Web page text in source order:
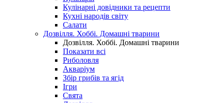
Кулінарні довідники та рецепти
Кухні народів світу
Салати
Дозвілля. Хоббі. Домашні тварини
Дозвілля. Хоббі. Домашні тварини
Показати всі
Риболовля
Акваріум
Збір грибів та ягід
Ігри
Свята